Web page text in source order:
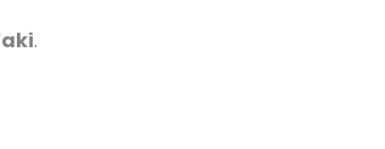
.